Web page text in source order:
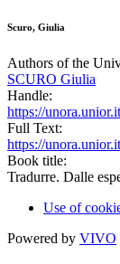
Scuro, Giulia
Authors of the
SCURO Giulia
Handle:
https://
Full Text:
https://
Book title:
Tradurre. Dalle
Use of
Powered by VIVO